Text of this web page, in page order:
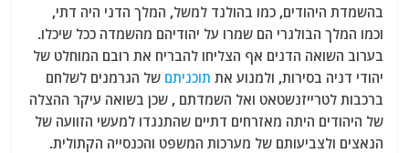
בהשמדת היהודים, כמו בהולנד למשל, המלך הדני היה דתי,
וכמו המלך הבולגרי הם שמרו על יהודיהם מהשמדה ככל שיכלו.
בערוב השואה הדנים אף הצליחו להבריח את רובם המוחלט של
יהודי דניה בסירות, ולמנוע את תוכניתם של הגרמנים לשלחם
ברכבות לטרייזנשטאט ואל השמדתם , שכן בשואה עיקר ההצלה
של היהודים היתה מאזרחים דתיים שהתנגדו למעשי הזוועה של
הנאצים ולצביעותם של מערכות המשפט והכנסייה הקתולית.